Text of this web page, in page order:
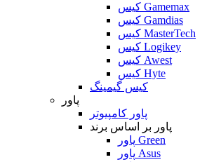
کیس Gamemax
کیس Gamdias
کیس MasterTech
کیس Logikey
کیس Awest
کیس Hyte
کیس گیمینگ
پاور
پاور کامپیوتر
پاور بر اساس برند
پاور Green
پاور Asus